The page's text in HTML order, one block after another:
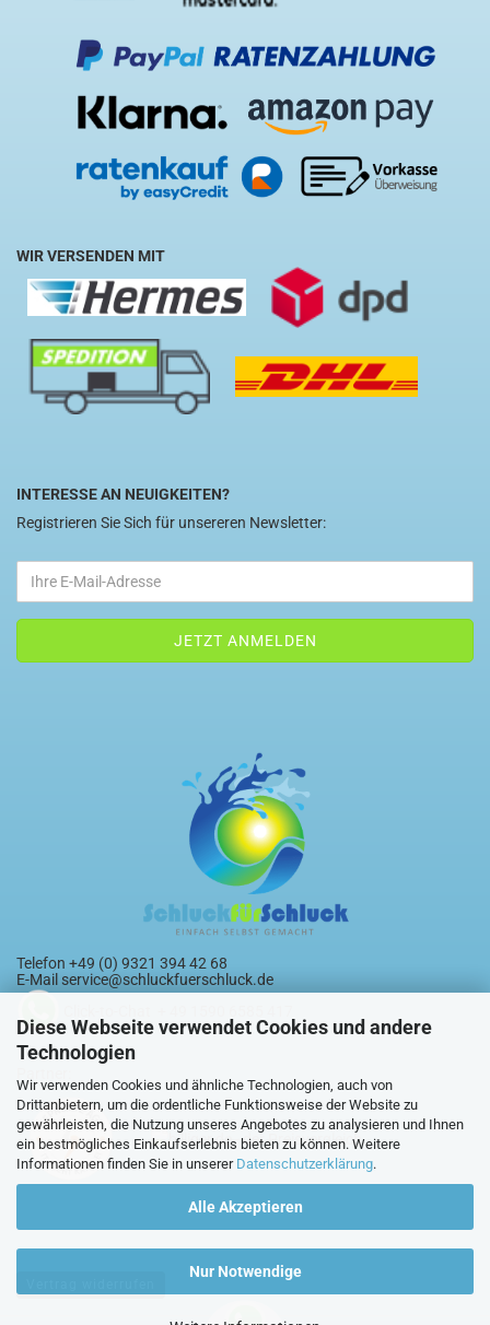
Diese Webseite verwendet Cookies und andere
Technologien
Wir verwenden Cookies und ähnliche Technologien, auch von
Drittanbietern, um die ordentliche Funktionsweise der Website zu
gewährleisten, die Nutzung unseres Angebotes zu analysieren und Ihnen
ein bestmögliches Einkaufserlebnis bieten zu können. Weitere
Informationen finden Sie in unserer Datenschutzerklärung.
Alle Akzeptieren
Nur Notwendige
WIR VERSENDEN MIT
INTERESSE AN NEUIGKEITEN?
Registrieren Sie Sich für unsereren Newsletter:
Telefon +49 (0) 9321 394 42 68
E-Mailservice@schluckfuerschluck.de